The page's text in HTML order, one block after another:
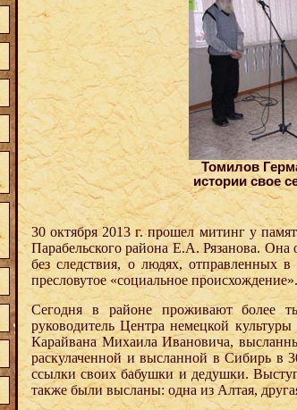
Томилов
истории свое
30 октября 2013 г. прошел митинг у
Парабельского района Е.А. Рязанова. Она
без следствия, о людях, отправленных
пресловутое «социальное
Сегодня в районе проживают более
руководитель Центра немецкой
Карайвана Михаила Ивановича,
раскулаченной и высланной в Сибирь в
ссылки своих бабушки и дедушки.
также были высланы: одна из Алтая,